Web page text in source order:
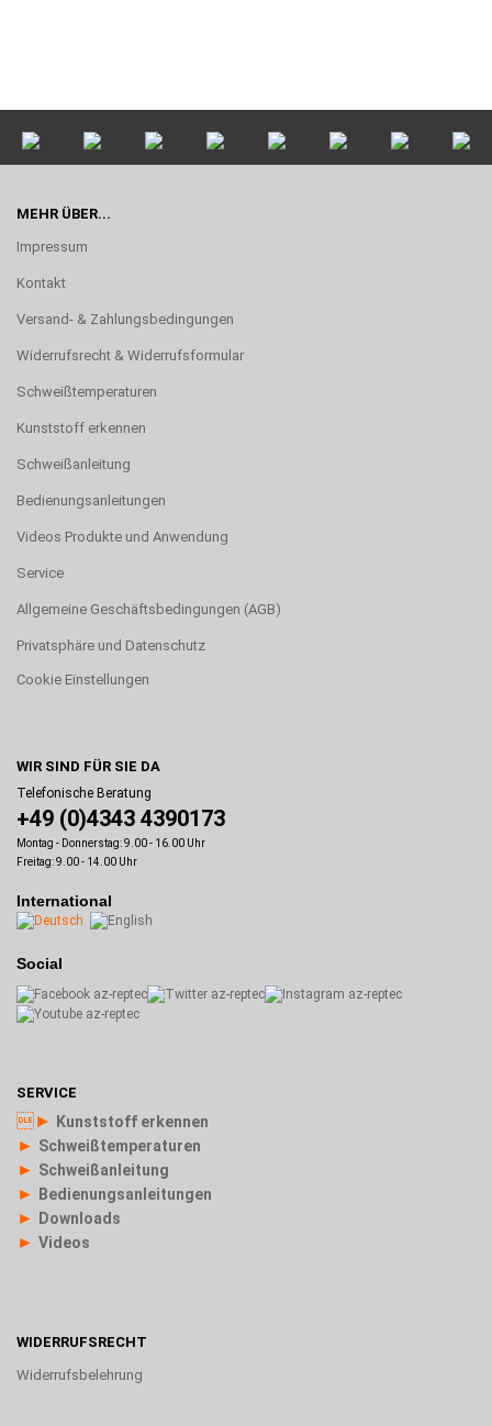
MEHR ÜBER...
Impressum
Kontakt
Versand- & Zahlungsbedingungen
Widerrufsrecht & Widerrufsformular
Schweißtemperaturen
Kunststoff erkennen
Schweißanleitung
Bedienungsanleitungen
Videos Produkte und Anwendung
Service
Allgemeine Geschäftsbedingungen (AGB)
Privatsphäre und Datenschutz
Cookie Einstellungen
WIR SIND FÜR SIE DA
Telefonische Beratung
+49 (0)4343 4390173
Montag - Donnerstag: 9.00 - 16.00 Uhr
Freitag: 9.00 - 14.00 Uhr
International
Social
SERVICE
► Kunststoff erkennen
► Schweißtemperaturen
► Schweißanleitung
► Bedienungsanleitungen
► Downloads
► Videos
WIDERRUFSRECHT
Widerrufsbelehrung